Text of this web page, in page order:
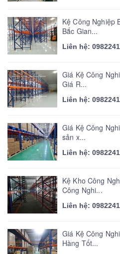
Kệ Công Nghiệp
Bắc Gian...
Liên hệ:
Giá Kệ Công
Giá R...
Liên hệ:
Giá Kệ Công
sản x...
Liên hệ:
Kệ Kho Công
Công Nghi...
Liên hệ:
Giá Kệ Công
Hàng Tốt...